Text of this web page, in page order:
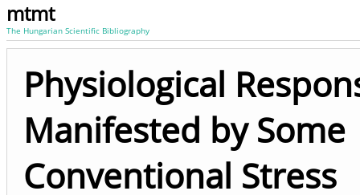
mtmt
The Hungarian Scientific Bibliography
Physiological
Manifested by Some
Conventional Stress